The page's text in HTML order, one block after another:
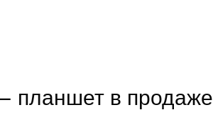
планшет в продаже